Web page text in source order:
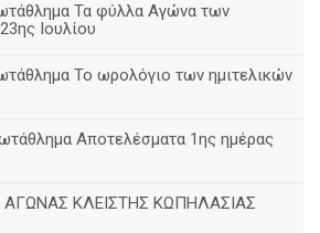
Τα φύλλα Αγώνα των
Ιουλίου
Το ωρολόγιο των ημιτελικών
Αποτελέσματα 1ης ημέρας
ΚΛΕΙΣΤΗΣ ΚΩΠΗΛΑΣΙΑΣ